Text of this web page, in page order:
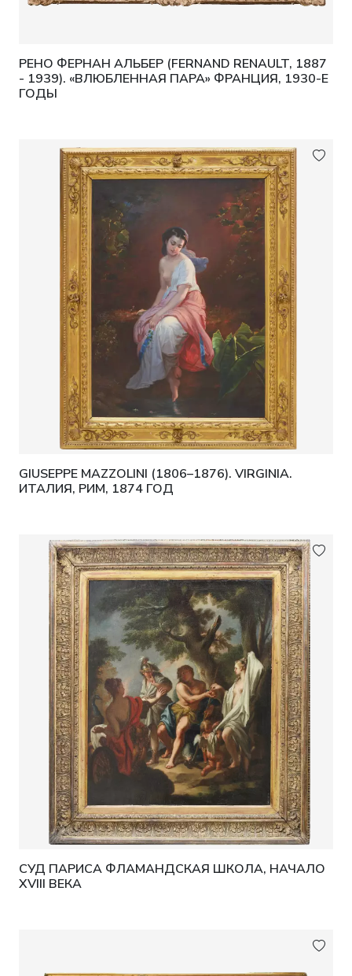
РЕНО ФЕРНАН АЛЬБЕР (FERNAND RENAULT, 1887
- 1939). «ВЛЮБЛЕННАЯ ПАРА» ФРАНЦИЯ, 1930-Е
ГОДЫ
GIUSEPPE MAZZOLINI (1806–1876). VIRGINIA.
ИТАЛИЯ, РИМ, 1874 ГОД
СУД ПАРИСА ФЛАМАНДСКАЯ ШКОЛА, НАЧАЛО
XVIII ВЕКА